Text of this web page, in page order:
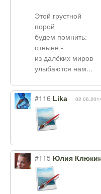
Этой грустной
порой
будем помнить:
отныне -
из далёких миров
улыбаются нам...
#116 Lika
#115 Юлия